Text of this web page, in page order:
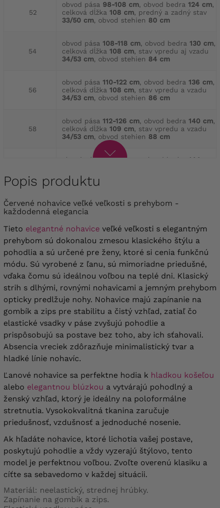
52
obvod pása 98-108 cm, obvod bedra 124 cm,
celková dĺžka 108 cm, predný a zadný stav
33/50 cm, obvod stehien 80 cm
54
obvod pása 108-118 cm, obvod bedra 130 cm,
celková dĺžka 108 cm, stav vpredu aj vzadu
34/53 cm, obvod stehien 84 cm
56
obvod pása 110-122 cm, obvod bedra 136 cm,
celková dĺžka 108 cm, stav vpredu a vzadu
34/53 cm, obvod stehien 86 cm
58
obvod pása 112-126 cm, obvod bedra 140 cm,
celková dĺžka 109 cm, stav vpredu a vzadu
34/53 cm, obvod stehien 88 cm
obvod pása 116-132 cm , obvod bedra 144 cm
34/54 cm
62
obvod pása 122-138 cm , obvod bedra
celková dĺžka 110 cm , stav vpredu aj vzadu
35/55 cm
64
obvod pása 128-144 cm, obvod bedra 152 cm
celková dĺžka 110 cm, stav vpredu aj vzadu
35/55 cm, obvod stehien 94 cm
Popis produktu
Červené nohavice veľké veľkosti s prehybom -
každodenná elegancia
Tieto elegantné nohavice veľké veľkosti s elegantným
prehybom sú dokonalou zmesou klasického štýlu a
pohodlia a sú určené pre ženy, ktoré si cenia funkčnú
módu. Sú vyrobené z ľanu, sú mimoriadne priedušné,
vďaka čomu sú ideálnou voľbou na teplé dni. Klasický
strih s dlhými, rovnými nohavicami a jemným prehybom
opticky predlžuje nohy. Nohavice majú zapínanie na
gombík a zips pre stabilitu a čistý vzhľad, zatiaľ čo
elastické vsadky v páse zvyšujú pohodlie a
prispôsobujú sa postave bez toho, aby ich sťahovali.
Absencia vreciek zdôrazňuje minimalistický tvar a
hladké línie nohavíc.
Ľanové nohavice sa perfektne hodia k hladkou košeľou
alebo elegantnou blúzkou a vytvárajú pohodlný a
ženský vzhľad, ktorý je ideálny na poloformálne
stretnutia. Vysokokvalitná tkanina zaručuje
priedušnosť, vzdušnosť a jednoduché nosenie.
Ak hľadáte nohavice, ktoré lichotia vašej postave,
poskytujú pohodlie a vždy vyzerajú štýlovo, tento
model je perfektnou voľbou. Zvoľte overenú klasiku a
cíťte sa sebavedomo v každej situácii.
Materiál: neelastický, strednej hrúbky.
Zapínanie na gombík a zips.